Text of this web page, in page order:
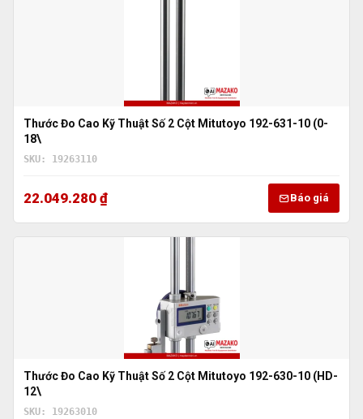
Thước Đo Cao Kỹ Thuật Số 2 Cột Mitutoyo 192-631-10 (0-
18\
SKU: 19263110
22.049.280 ₫ Báo giá
Thước Đo Cao Kỹ Thuật Số 2 Cột Mitutoyo 192-630-10 (HD-
12\
SKU: 19263010